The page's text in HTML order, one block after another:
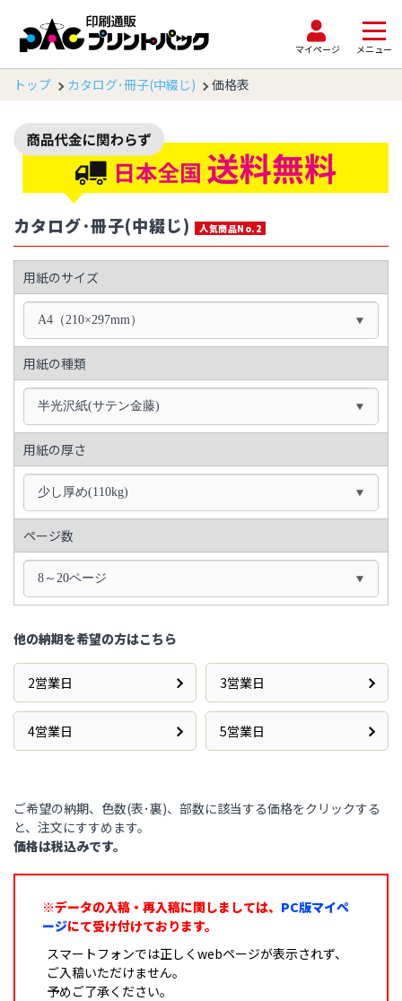
マイページ メニュー
トップ カタログ･冊子(中綴じ) 価格表
カタログ･冊子(中綴じ) 人気商品No.2
用紙のサイズ
A4（210×297mm）
用紙の種類
半光沢紙(サテン金藤)
用紙の厚さ
少し厚め(110kg)
ページ数
8～20ページ
他の納期を希望の方はこちら
2営業日 3営業日
4営業日 5営業日
ご希望の納期、色数(表･裏)、部数に該当する価格をクリックする
と、注文にすすめます。
価格は税込みです。
※データの入稿・再入稿に関しましては、 PC版マイペ
ージにて受け付けております。
スマートフォンでは正しくwebページが表示されず、
ご入稿いただけません。
予めご了承ください。